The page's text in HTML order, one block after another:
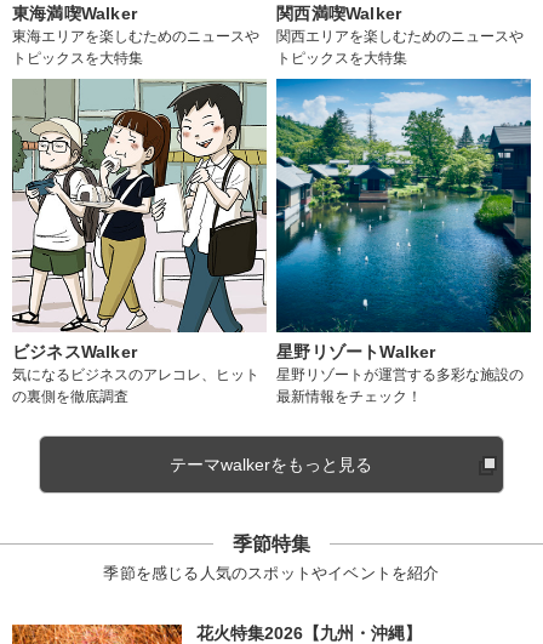
東海満喫Walker
東海エリアを楽しむためのニュースや
トピックスを大特集
関西満喫Walker
関西エリアを楽しむためのニュースや
トピックスを大特集
ビジネスWalker
気になるビジネスのアレコレ、ヒット
の裏側を徹底調査
星野リゾートWalker
星野リゾートが運営する多彩な施設の
最新情報をチェック！
テーマwalkerをもっと見る
季節特集
季節を感じる人気のスポットやイベントを紹介
花火特集2026【九州・沖縄】